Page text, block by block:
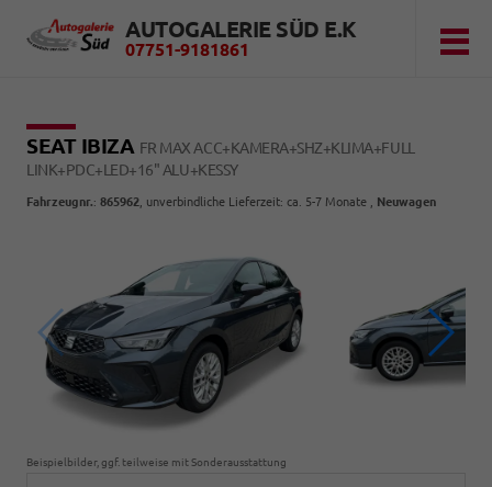
AUTOGALERIE SÜD E.K
07751-9181861
SEAT IBIZA FR MAX ACC+KAMERA+SHZ+KLIMA+FULL
LINK+PDC+LED+16" ALU+KESSY
Fahrzeugnr.: 865962 , unverbindliche Lieferzeit: ca. 5-7 Monate , Neuwagen
Beispielbilder, ggf. teilweise mit Sonderausstattung